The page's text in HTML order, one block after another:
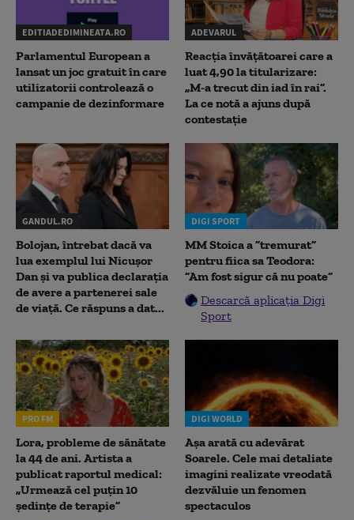
EDITIADEDIMINEATA.RO
Parlamentul European a
lansat un joc gratuit în care
utilizatorii controlează o
campanie de dezinformare
ADEVARUL
Reacția învățătoarei care a
luat 4,90 la titularizare:
„M-a trecut din iad în rai”.
La ce notă a ajuns după
contestație
GANDUL.RO
Bolojan, întrebat dacă va
lua exemplul lui Nicușor
Dan și va publica declarația
de avere a partenerei sale
de viață. Ce răspuns a dat...
DIGI SPORT
MM Stoica a ”tremurat”
pentru fiica sa Teodora:
”Am fost sigur că nu poate”
Descarcă aplicația Digi
Sport
PRO FM
Lora, probleme de sănătate
la 44 de ani. Artista a
publicat raportul medical:
„Urmează cel puțin 10
ședințe de terapie”
DIGI WORLD
Așa arată cu adevărat
Soarele. Cele mai detaliate
imagini realizate vreodată
dezvăluie un fenomen
spectaculos